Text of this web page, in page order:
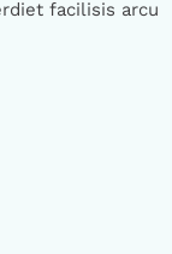
facilisis arcu